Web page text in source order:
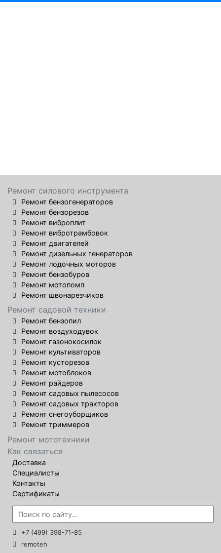
Ремонт силового инструмента
Ремонт бензогенераторов
Ремонт бензорезов
Ремонт виброплит
Ремонт вибротрамбовок
Ремонт двигателей
Ремонт дизельных генераторов
Ремонт лодочных моторов
Ремонт бензобуров
Ремонт мотопомп
Ремонт швонарезчиков
Ремонт садовой техники
Ремонт бензопил
Ремонт воздуходувок
Ремонт газонокосилок
Ремонт культиваторов
Ремонт кусторезов
Ремонт мотоблоков
Ремонт райдеров
Ремонт садовых пылесосов
Ремонт садовых тракторов
Ремонт снегоуборщиков
Ремонт триммеров
Ремонт мототехники
Как связаться
Доставка
Специалисты
Контакты
Сертификаты
+7 (499) 398-71-85
remoteh